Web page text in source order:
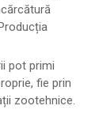
pot primi
fie prin
zootehnice.